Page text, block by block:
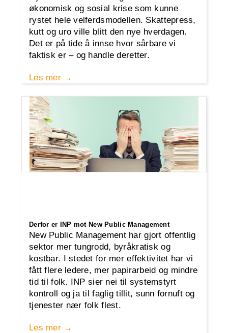
økonomisk og sosial krise som kunne
rystet hele velferdsmodellen. Skattepress,
kutt og uro ville blitt den nye hverdagen.
Det er på tide å innse hvor sårbare vi
faktisk er – og handle deretter.
Les mer
Derfor er INP mot New Public Management
New Public Management har gjort offentlig
sektor mer tungrodd, byråkratisk og
kostbar. I stedet for mer effektivitet har vi
fått flere ledere, mer papirarbeid og mindre
tid til folk. INP sier nei til systemstyrt
kontroll og ja til faglig tillit, sunn fornuft og
tjenester nær folk flest.
Les mer